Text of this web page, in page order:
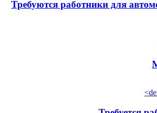
Требуются работники для